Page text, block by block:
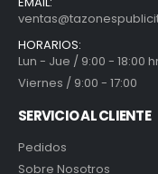
HORARIOS:
Lun - Jue / 9:00 - 18:00
Viernes / 9:00 - 17:00
SERVICIO AL CLIENTE
Pedidos
Sobre Nosotros